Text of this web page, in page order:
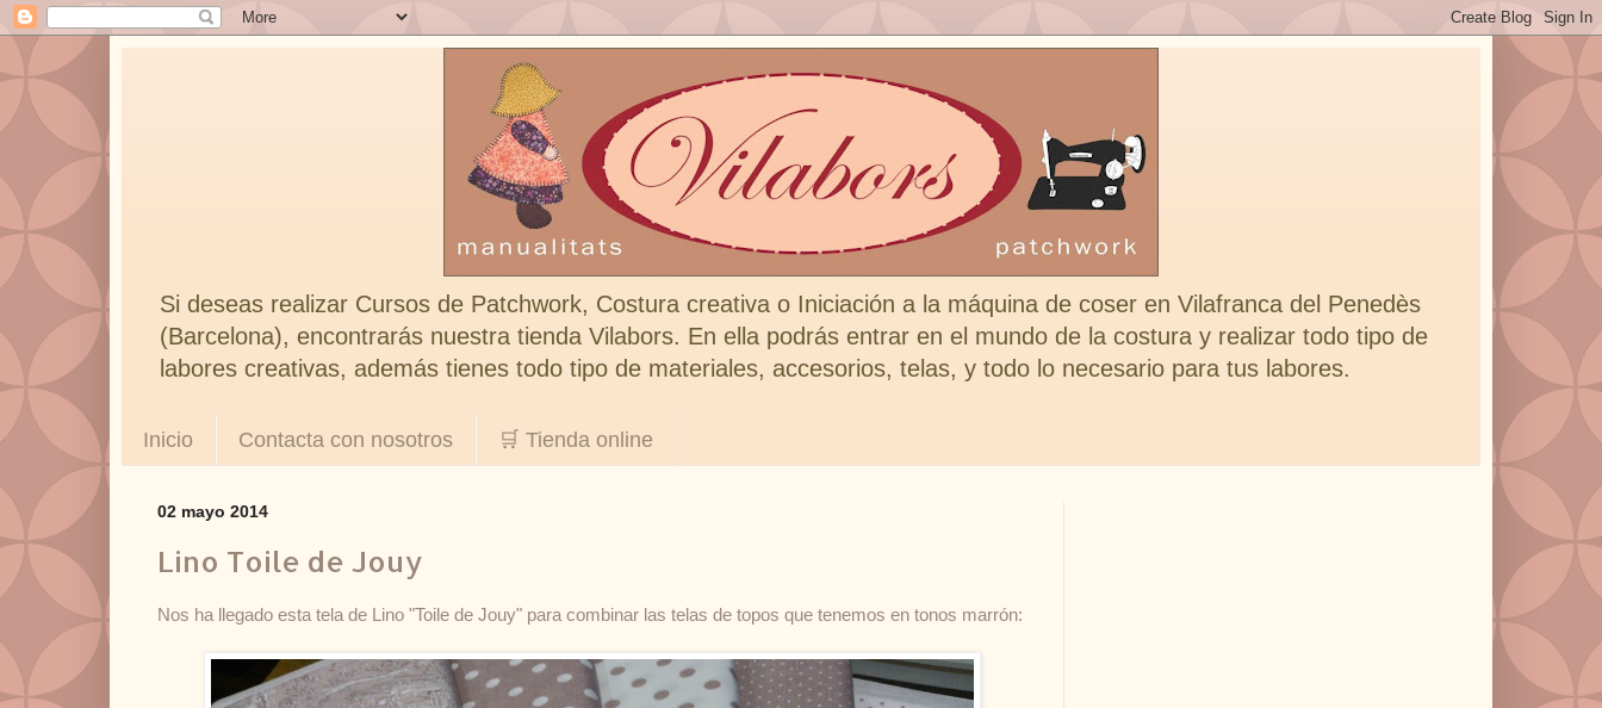
Si deseas realizar Cursos de Patchwork, Costura creativa o Iniciación a la máquina de coser en Vilafranca del Penedès
(Barcelona), encontrarás nuestra tienda Vilabors. En ella podrás entrar en el mundo de la costura y realizar todo tipo de
labores creativas, además tienes todo tipo de materiales, accesorios, telas, y todo lo necesario para tus labores.
Inicio Contacta con nosotros 🛒 Tienda online
02 mayo 2014
Lino Toile de Jouy
Nos ha llegado esta tela de Lino "Toile de Jouy" para combinar las telas de topos que tenemos en tonos marrón: